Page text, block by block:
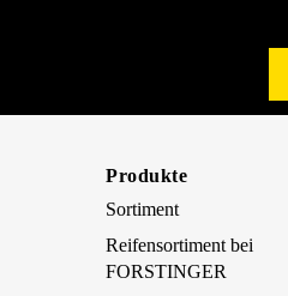
Produkte
Sortiment
Reifensortiment bei
FORSTINGER